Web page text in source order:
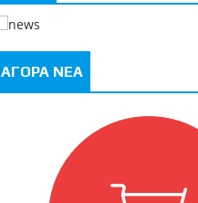
ΑΓΟΡΑ ΝΕΑ